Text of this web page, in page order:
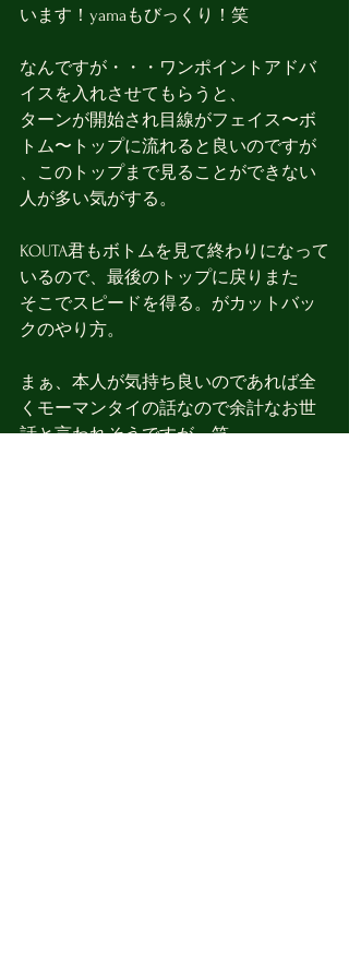
います！yamaもびっくり！笑
なんですが・・・ワンポイントアドバ
イスを入れさせてもらうと、
ターンが開始され目線がフェイス〜ボ
トム〜トップに流れると良いのですが
、このトップまで見ることができない
人が多い気がする。
KOUTA君もボトムを見て終わりになって
いるので、最後のトップに戻りまた
そこでスピードを得る。がカットバッ
クのやり方。
まぁ、本人が気持ち良いのであれば全
くモーマンタイの話なので余計なお世
話と言われそうですが。笑